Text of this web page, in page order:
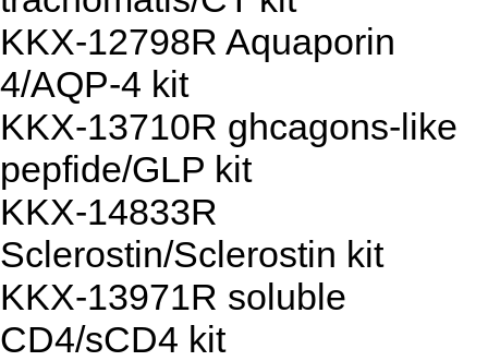
KKX-12798R Aquaporin
4/AQP-4 kit
KKX-13710R ghcagons-like
pepfide/GLP kit
KKX-14833R
Sclerostin/Sclerostin kit
KKX-13971R soluble
CD4/sCD4 kit